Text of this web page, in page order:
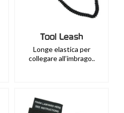
Tool Leash
Longe elastica per
collegare all’imbrago..